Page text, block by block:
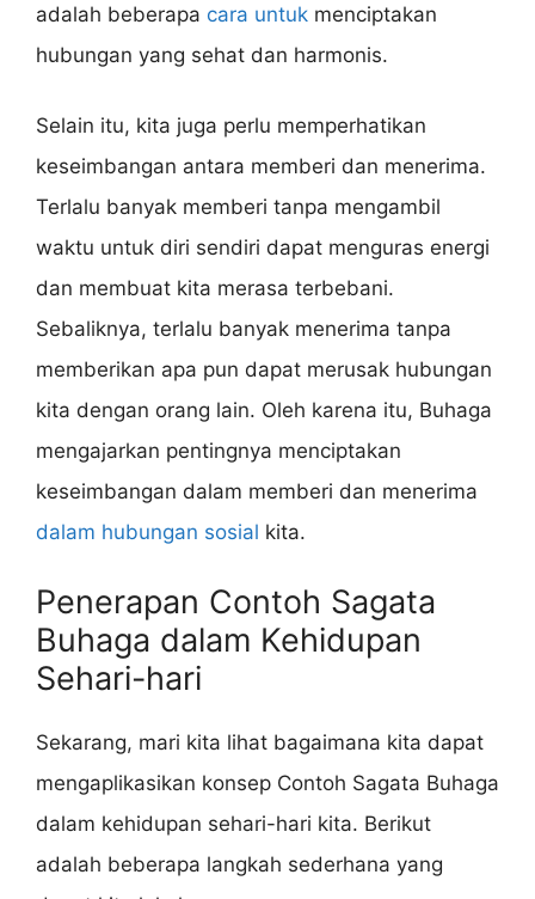
adalah beberapa cara untuk menciptakan
hubungan yang sehat dan harmonis.
Selain itu, kita juga perlu memperhatikan
keseimbangan antara memberi dan menerima.
Terlalu banyak memberi tanpa mengambil
waktu untuk diri sendiri dapat menguras energi
dan membuat kita merasa terbebani.
Sebaliknya, terlalu banyak menerima tanpa
memberikan apa pun dapat merusak hubungan
kita dengan orang lain. Oleh karena itu, Buhaga
mengajarkan pentingnya menciptakan
keseimbangan dalam memberi dan menerima
dalam hubungan sosial kita.
Penerapan Contoh Sagata
Buhaga dalam Kehidupan
Sehari-hari
Sekarang, mari kita lihat bagaimana kita dapat
mengaplikasikan konsep Contoh Sagata Buhaga
dalam kehidupan sehari-hari kita. Berikut
adalah beberapa langkah sederhana yang